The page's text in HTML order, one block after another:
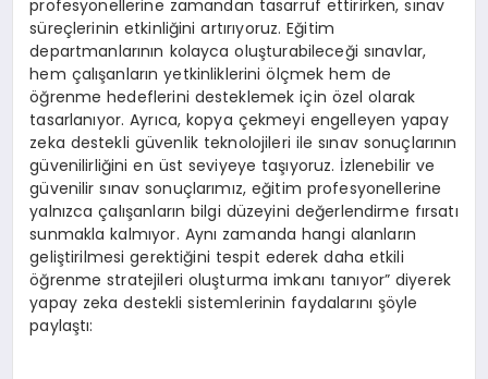
profesyonellerine zamandan tasarruf ettirirken, sınav
süreçlerinin etkinliğini artırıyoruz. Eğitim
departmanlarının kolayca oluşturabileceği sınavlar,
hem çalışanların yetkinliklerini ölçmek hem de
öğrenme hedeflerini desteklemek için özel olarak
tasarlanıyor. Ayrıca, kopya çekmeyi engelleyen yapay
zeka destekli güvenlik teknolojileri ile sınav sonuçlarının
güvenilirliğini en üst seviyeye taşıyoruz. İzlenebilir ve
güvenilir sınav sonuçlarımız, eğitim profesyonellerine
yalnızca çalışanların bilgi düzeyini değerlendirme fırsatı
sunmakla kalmıyor. Aynı zamanda hangi alanların
geliştirilmesi gerektiğini tespit ederek daha etkili
öğrenme stratejileri oluşturma imkanı tanıyor” diyerek
yapay zeka destekli sistemlerinin faydalarını şöyle
paylaştı: